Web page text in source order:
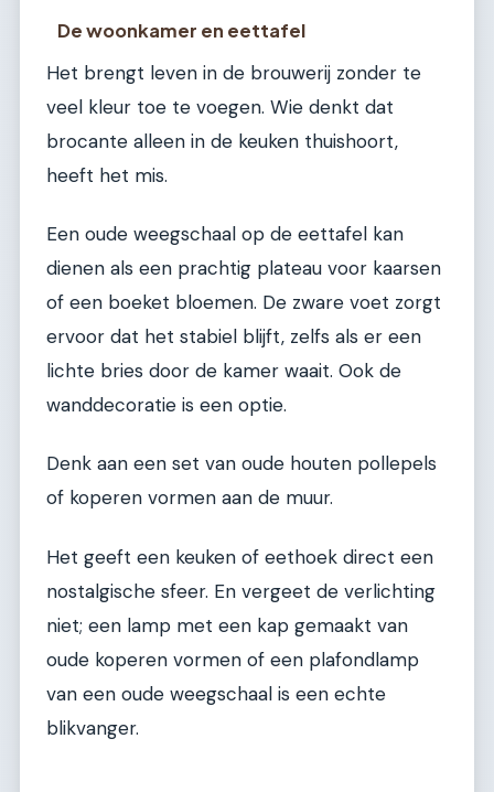
De woonkamer en eettafel
Het brengt leven in de brouwerij zonder te
veel kleur toe te voegen. Wie denkt dat
brocante alleen in de keuken thuishoort,
heeft het mis.
Een oude weegschaal op de eettafel kan
dienen als een prachtig plateau voor kaarsen
of een boeket bloemen. De zware voet zorgt
ervoor dat het stabiel blijft, zelfs als er een
lichte bries door de kamer waait. Ook de
wanddecoratie is een optie.
Denk aan een set van oude houten pollepels
of koperen vormen aan de muur.
Het geeft een keuken of eethoek direct een
nostalgische sfeer. En vergeet de verlichting
niet; een lamp met een kap gemaakt van
oude koperen vormen of een plafondlamp
van een oude weegschaal is een echte
blikvanger.